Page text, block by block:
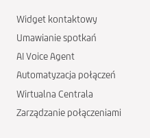
Widget kontaktowy
Umawianie spotkań
AI Voice Agent
Automatyzacja połączeń
Wirtualna Centrala
Zarządzanie połączeniami